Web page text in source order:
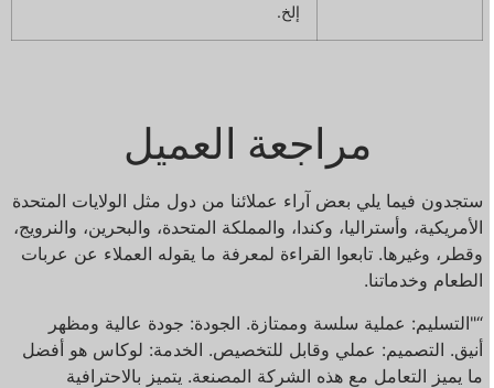
إلخ.
مراجعة العميل
ستجدون فيما يلي بعض آراء عملائنا من دول مثل الولايات المتحدة
الأمريكية، وأستراليا، وكندا، والمملكة المتحدة، والبحرين، والنرويج،
وقطر، وغيرها. تابعوا القراءة لمعرفة ما يقوله العملاء عن عربات
الطعام وخدماتنا.
“"التسليم: عملية سلسة وممتازة. الجودة: جودة عالية ومظهر
أنيق. التصميم: عملي وقابل للتخصيص. الخدمة: لوكاس هو أفضل
ما يميز التعامل مع هذه الشركة المصنعة. يتميز بالاحترافية